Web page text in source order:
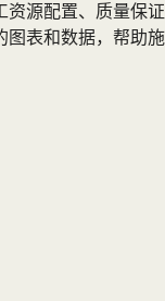
资源配置、质量保证
图表和数据，帮助施